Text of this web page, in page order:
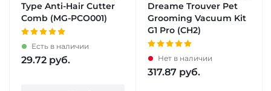
Type Anti-Hair Cutter
Comb (MG-PCO001)
Есть в наличии
29.72 руб.
Dreame Trouver Pet
Grooming Vacuum Kit
G1 Pro (CH2)
Нет в наличии
317.87 руб.